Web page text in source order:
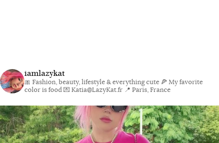
iamlazykat
🎀 Fashion, beauty, lifestyle & everything cute 🍕 My favorite
color is food💌 Katia@LazyKat.fr 📍 Paris, France